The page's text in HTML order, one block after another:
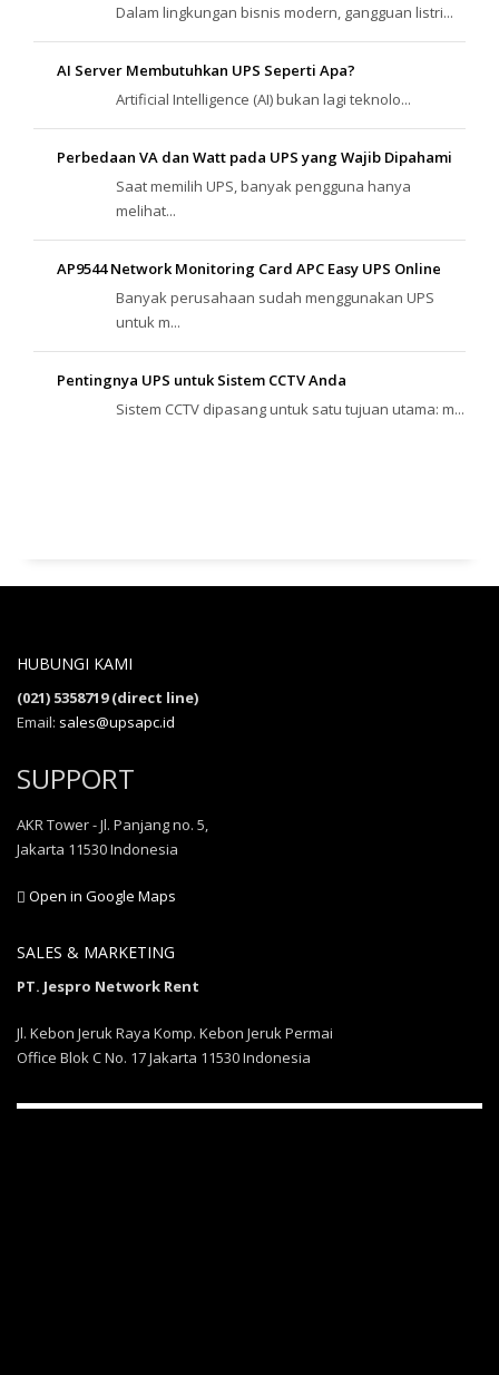
Dalam lingkungan bisnis modern, gangguan listri...
AI Server Membutuhkan UPS Seperti Apa?
Artificial Intelligence (AI) bukan lagi teknolo...
Perbedaan VA dan Watt pada UPS yang Wajib Dipahami
Saat memilih UPS, banyak pengguna hanya
melihat...
AP9544 Network Monitoring Card APC Easy UPS Online
Banyak perusahaan sudah menggunakan UPS
untuk m...
Pentingnya UPS untuk Sistem CCTV Anda
Sistem CCTV dipasang untuk satu tujuan utama: m...
HUBUNGI KAMI
(021) 5358719 (direct line)
Email: sales@upsapc.id
SUPPORT
AKR Tower - Jl. Panjang no. 5,
Jakarta 11530 Indonesia
Open in Google Maps
SALES & MARKETING
PT. Jespro Network Rent
Jl. Kebon Jeruk Raya Komp. Kebon Jeruk Permai
Office Blok C No. 17 Jakarta 11530 Indonesia